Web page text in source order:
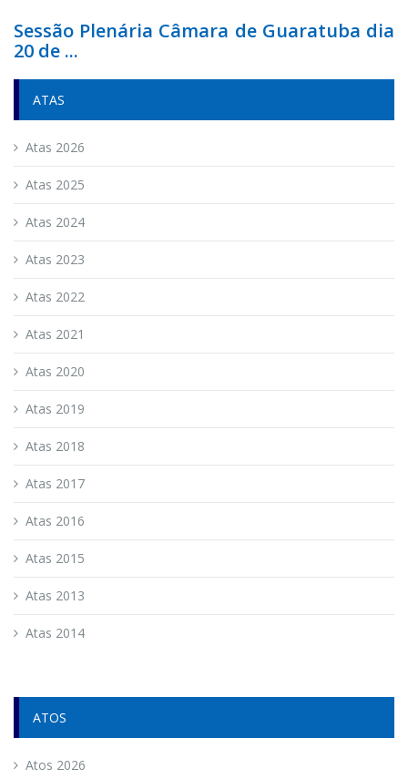
Sessão Plenária Câmara de Guaratuba dia
20 de ...
ATAS
Atas 2026
Atas 2025
Atas 2024
Atas 2023
Atas 2022
Atas 2021
Atas 2020
Atas 2019
Atas 2018
Atas 2017
Atas 2016
Atas 2015
Atas 2013
Atas 2014
ATOS
Atos 2026